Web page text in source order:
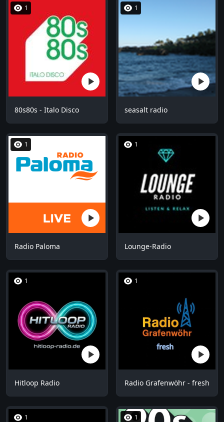
1
80s80s - Italo Disco
1
seasalt radio
1
Radio Paloma
1
Lounge-Radio
1
Hitloop Radio
1
Radio Grafenwöhr - fresh
1 1